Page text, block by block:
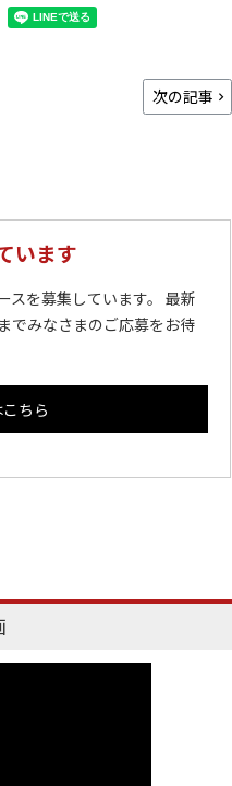
次の記事
います
スを募集しています。 最新
でみなさまのご応募をお待
ちら